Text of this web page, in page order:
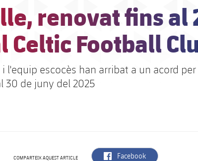
renovat fins al
Celtic Football
l'equip escocès han arribat a un acord
30 de juny del 2025
COMPARTEIX AQUEST ARTICLE label.aria.facebook
Facebook